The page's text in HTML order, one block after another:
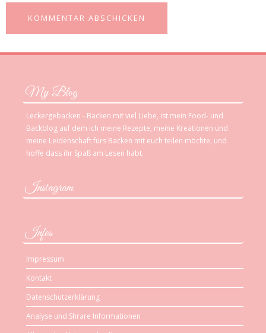
My Blog
Leckergebacken - Backen mit viel Liebe, ist mein Food- und
Backblog auf dem ich meine Rezepte, meine Kreationen und
meine Leidenschaft fürs Backen mit euch teilen möchte, und
hoffe dass ihr Spaß am Lesen habt.
Instagram
Infos
Impressum
Kontakt
Datenschutzerklärung
Analyse und Shrare Informationen